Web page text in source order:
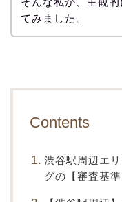
てみました。
Contents
渋谷駅周辺エ
グの【審査基準